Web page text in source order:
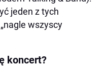
jeden z tych
wszyscy
koncert?